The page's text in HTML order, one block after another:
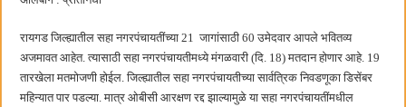
कामोठे येथे समाजोपयोगी वस्तूंच्या वाटपाचा उपक्रम
छत्रपती शिवाजी महाराज महाराजस्व समाधान शिबिरास पनवेलमध्ये उत्स्फूर्त प्रतिसाद
रायगड जिल्ह्यातील सहा नगरपंचायतींच्या 21 जागांसाठी 60 उमेदवार आपले भवितव्य
अजमावत आहेत. त्यासाठी सहा नगरपंचायतीमध्ये मंगळवारी (दि. 18) मतदान होणार आहे. 19
तारखेला मतमोजणी होईल. जिल्ह्यातील सहा नगरपंचायतीच्या सार्वत्रिक निवडणूका डिसेंबर
महिन्यात पार पडल्या. मात्र ओबीसी आरक्षण रद्द झाल्यामुळे या सहा नगरपंचायतींमधील